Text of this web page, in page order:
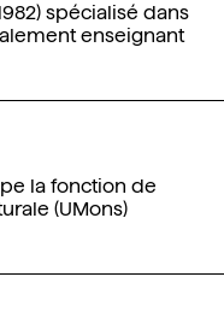
spécialisé dans
enseignant
la fonction de
(UMons)